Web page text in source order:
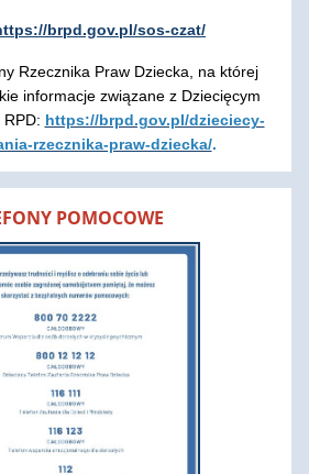
brpd.gov.pl/sos-czat/
Rzecznika Praw Dziecka, na której
informacje związane z Dziecięcym
https://brpd.gov.pl/dzieciecy-
rzecznika-praw-dziecka/.
POMOCOWE